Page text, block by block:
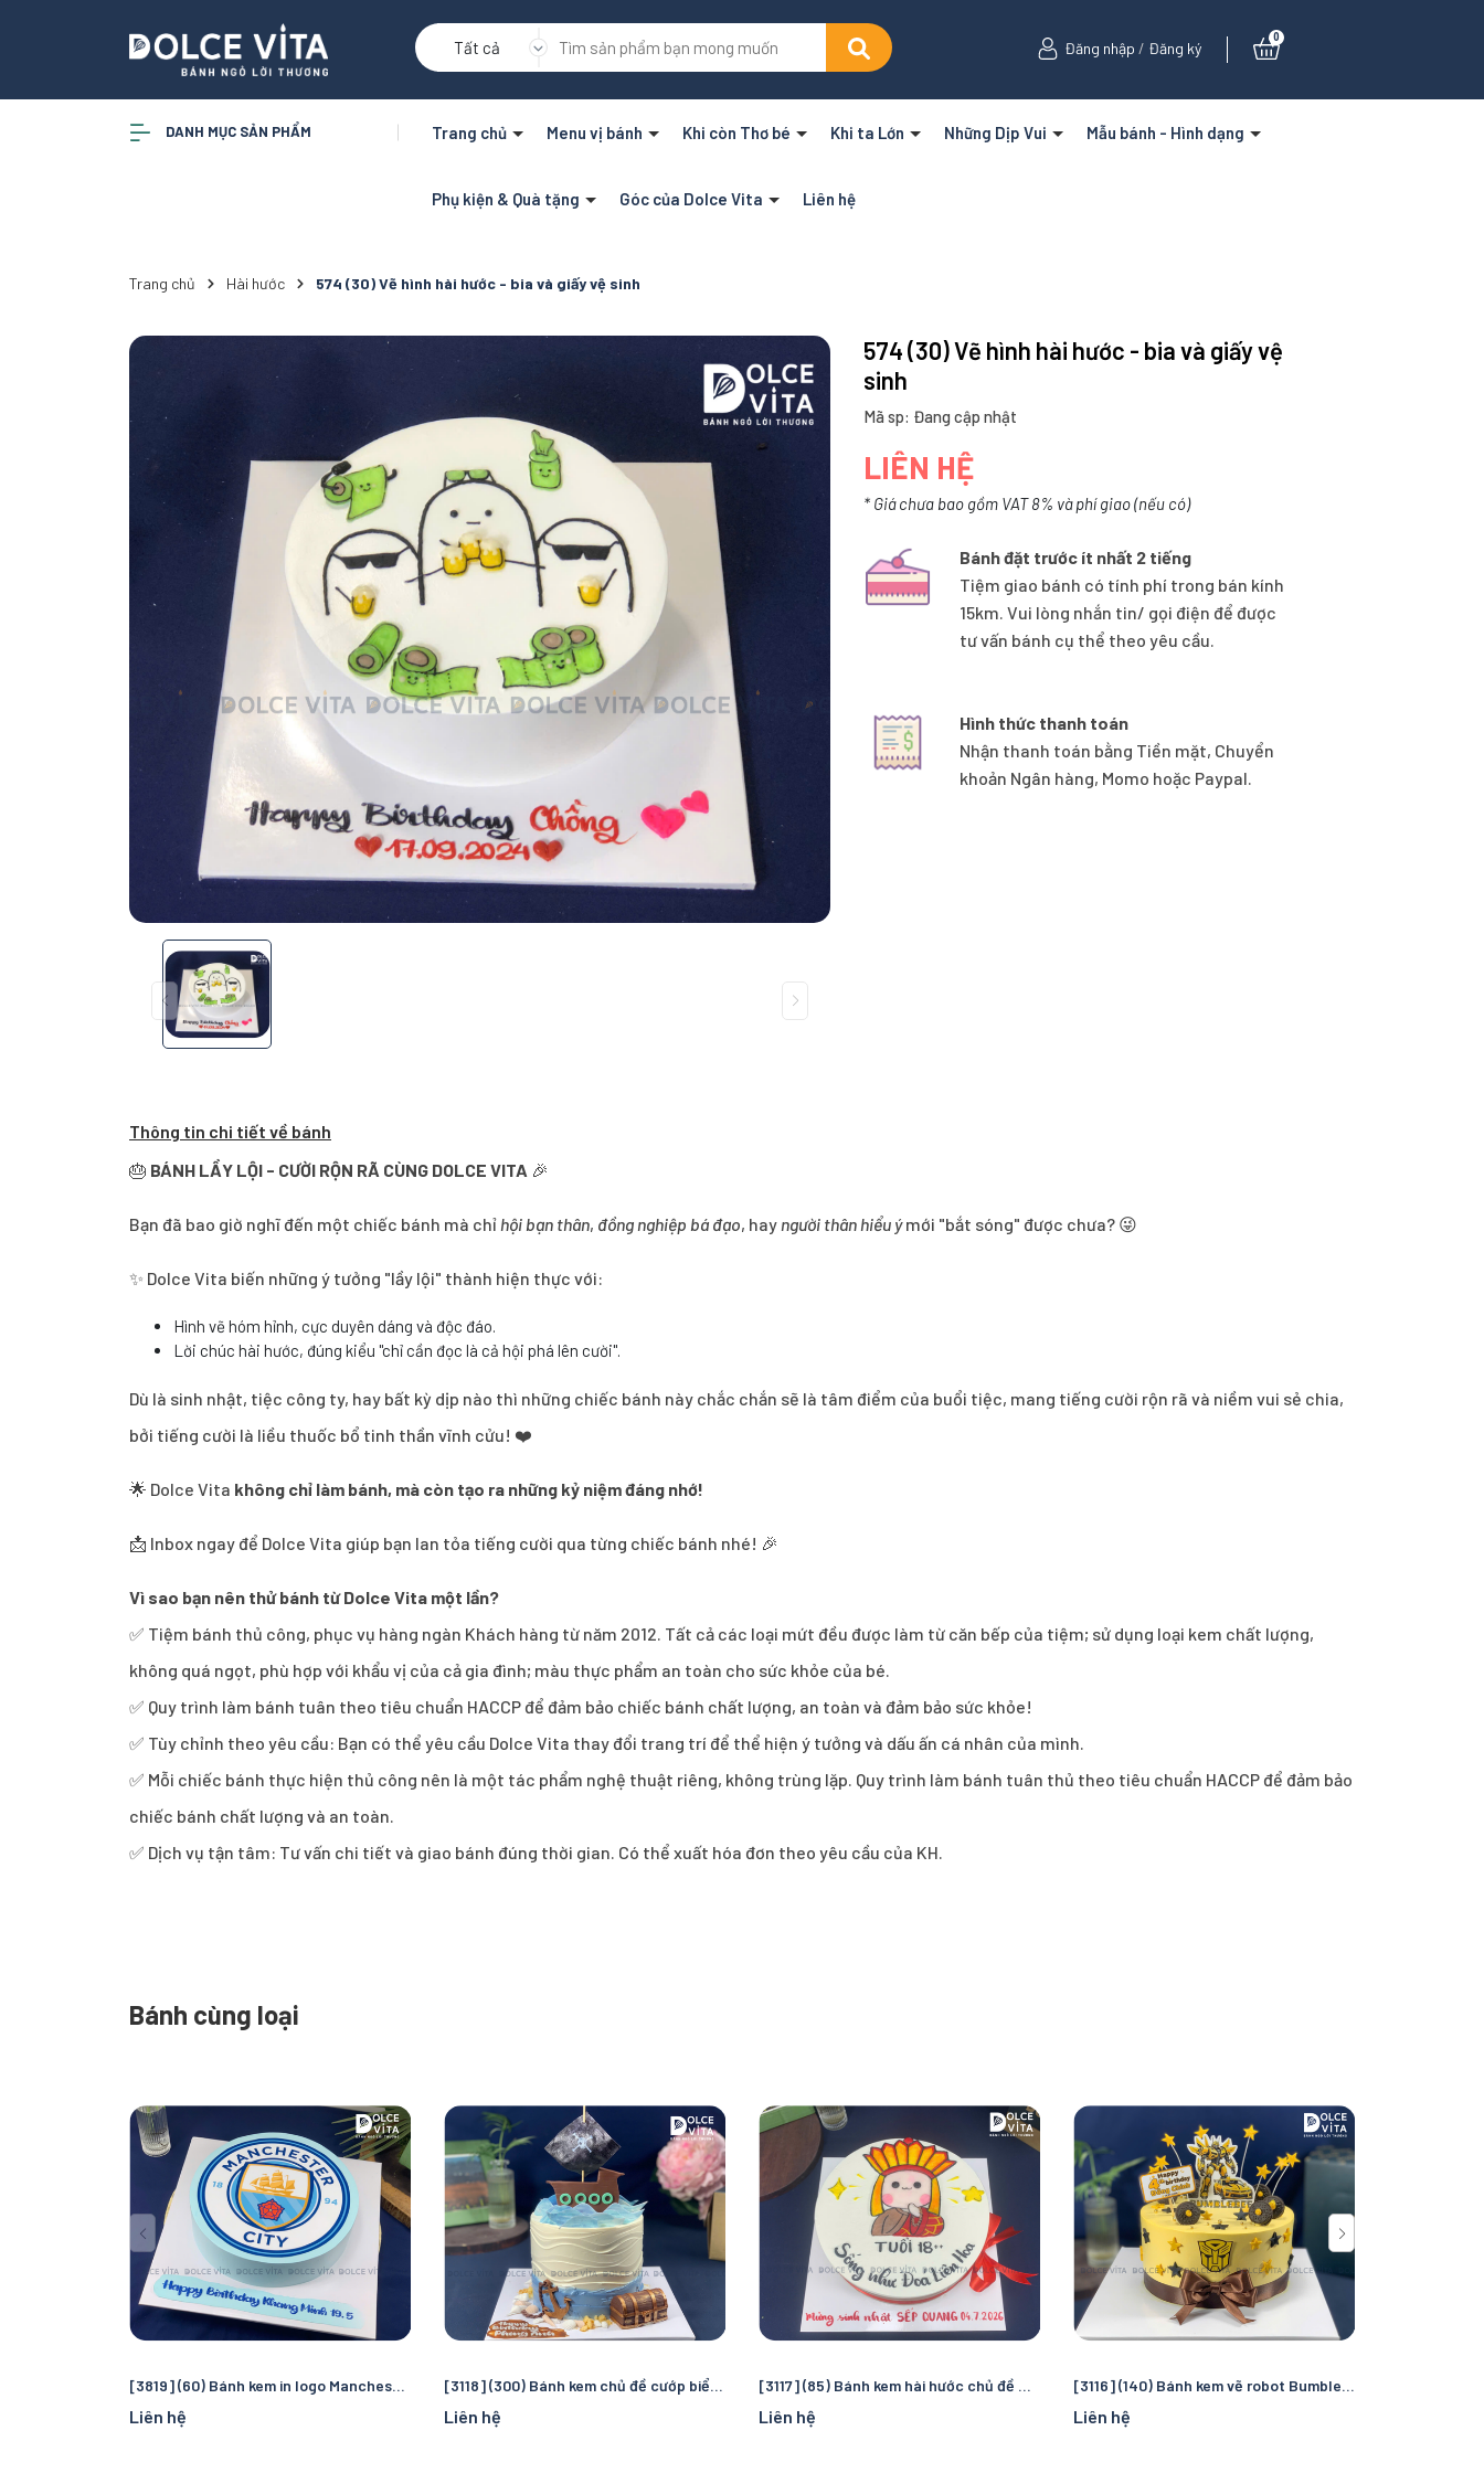
Tất cả Đăng nhập / Đăng ký
0
DANH MỤC SẢN PHẨM Trang chủ Menu vị bánh Khi còn Thơ bé Khi ta Lớn Những Dịp Vui Mẫu bánh - Hình dạng
Phụ kiện & Quà tặng Góc của Dolce Vita Liên hệ
Trang chủ Hài hước 574 (30) Vẽ hình hài hước - bia và giấy vệ sinh
574 (30) Vẽ hình hài hước - bia và giấy vệ
sinh
Mã sp: Đang cập nhật
LIÊN HỆ
* Giá chưa bao gồm VAT 8% và phí giao (nếu có)
Bánh đặt trước ít nhất 2 tiếng
Tiệm giao bánh có tính phí trong bán kính
15km. Vui lòng nhắn tin/ gọi điện để được
tư vấn bánh cụ thể theo yêu cầu.
Hình thức thanh toán
Nhận thanh toán bằng Tiền mặt, Chuyển
khoản Ngân hàng, Momo hoặc Paypal.
Thông tin chi tiết về bánh
🎂 BÁNH LẦY LỘI - CƯỜI RỘN RÃ CÙNG DOLCE VITA 🎉
Bạn đã bao giờ nghĩ đến một chiếc bánh mà chỉ hội bạn thân, đồng nghiệp bá đạo, hay người thân hiểu ýmới "bắt sóng" được chưa? 😜
✨ Dolce Vita biến những ý tưởng "lầy lội" thành hiện thực với:
Hình vẽ hóm hỉnh, cực duyên dáng và độc đáo.
Lời chúc hài hước, đúng kiểu "chỉ cần đọc là cả hội phá lên cười".
Dù là sinh nhật, tiệc công ty, hay bất kỳ dịp nào thì những chiếc bánh này chắc chắn sẽ là tâm điểm của buổi tiệc, mang tiếng cười rộn rã và niềm vui sẻ chia,
bởi tiếng cười là liều thuốc bổ tinh thần vĩnh cửu! ❤️
🌟 Dolce Vita không chỉ làm bánh, mà còn tạo ra những kỷ niệm đáng nhớ!
📩 Inbox ngay để Dolce Vita giúp bạn lan tỏa tiếng cười qua từng chiếc bánh nhé! 🎉
Vì sao bạn nên thử bánh từ Dolce Vita một lần?
✅ Tiệm bánh thủ công, phục vụ hàng ngàn Khách hàng từ năm 2012. Tất cả các loại mứt đều được làm từ căn bếp của tiệm; sử dụng loại kem chất lượng,
không quá ngọt, phù hợp với khẩu vị của cả gia đình; màu thực phẩm an toàn cho sức khỏe của bé.
✅ Quy trình làm bánh tuân theo tiêu chuẩn HACCP để đảm bảo chiếc bánh chất lượng, an toàn và đảm bảo sức khỏe!
✅ Tùy chỉnh theo yêu cầu: Bạn có thể yêu cầu Dolce Vita thay đổi trang trí để thể hiện ý tưởng và dấu ấn cá nhân của mình.
✅ Mỗi chiếc bánh thực hiện thủ công nên là một tác phẩm nghệ thuật riêng, không trùng lặp. Quy trình làm bánh tuân thủ theo tiêu chuẩn HACCP để đảm bảo
chiếc bánh chất lượng và an toàn.
✅ Dịch vụ tận tâm: Tư vấn chi tiết và giao bánh đúng thời gian. Có thể xuất hóa đơn theo yêu cầu của KH.
Bánh cùng loại
[3819] (60) Bánh kem in logo Manchester City – Quà tặng sinh nhật hoàn hảo cho fan bóng đá
Liên hệ
[3118] (300) Bánh kem chủ đề cướp biển và đại dương – Chuyến truy tìm kho báu kỳ thú cho bé
Liên hệ
[3117] (85) Bánh kem hài hước chủ đề Thỏ Bảy Màu hóa Đường Tăng – Thiết kế "troll" bạn bè, đồng nghiệp
Liên hệ
[3116] (140) Bánh kem vẽ robot Bumblebee – Món quà cho fan Transformers
Liên hệ